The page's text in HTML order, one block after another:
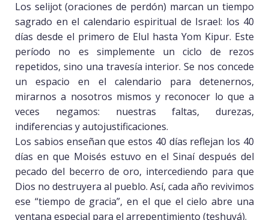
Los selijot (oraciones de perdón) marcan un tiempo
sagrado en el calendario espiritual de Israel: los 40
días desde el primero de Elul hasta Yom Kipur. Este
período no es simplemente un ciclo de rezos
repetidos, sino una travesía interior. Se nos concede
un espacio en el calendario para detenernos,
mirarnos a nosotros mismos y reconocer lo que a
veces negamos: nuestras faltas, durezas,
indiferencias y autojustificaciones.
Los sabios enseñan que estos 40 días reflejan los 40
días en que Moisés estuvo en el Sinaí después del
pecado del becerro de oro, intercediendo para que
Dios no destruyera al pueblo. Así, cada año revivimos
ese “tiempo de gracia”, en el que el cielo abre una
ventana especial para el arrepentimiento (teshuvá).